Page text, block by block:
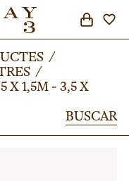
/
/
X 1,5M - 3,5 X
BUSCAR
/
/
X 1,5M - 3,5 X
BUSCAR